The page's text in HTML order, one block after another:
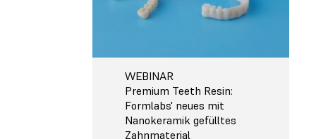
WEBINAR
Premium Teeth Resin:
Formlabs' neues mit
Nanokeramik gefülltes
Zahnmaterial